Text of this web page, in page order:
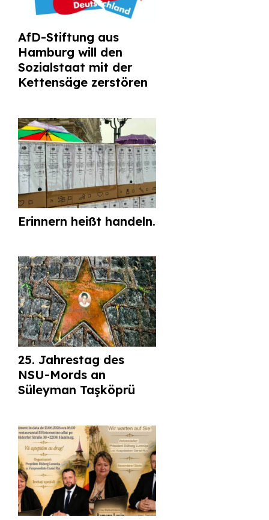
AfD-Stiftung aus
Hamburg will den
Sozialstaat mit der
Kettensäge zerstören
Erinnern heißt handeln.
25. Jahrestag des
NSU-Mords an
Süleyman Taşköprü